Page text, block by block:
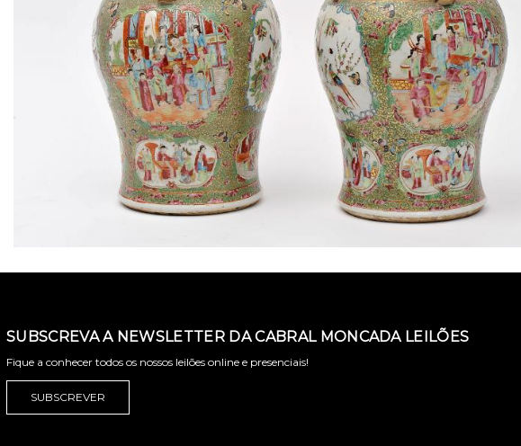
SUBSCREVA A NEWSLETTER DA CABRAL MONCADA LEILÕES
Fique a conhecer todos os nossos leilões online e presenciais!
SUBSCREVER